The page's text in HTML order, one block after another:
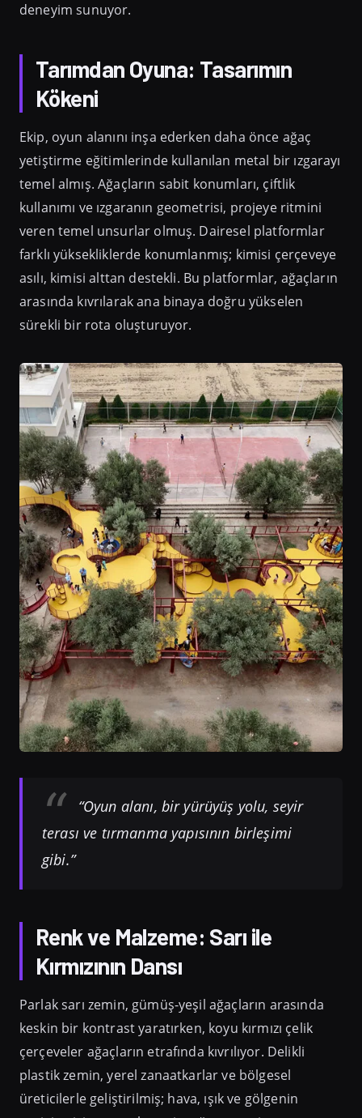
deneyim sunuyor.
Tarımdan Oyuna: Tasarımın
Kökeni
Ekip, oyun alanını inşa ederken daha önce ağaç
yetiştirme eğitimlerinde kullanılan metal bir ızgarayı
temel almış. Ağaçların sabit konumları, çiftlik
kullanımı ve ızgaranın geometrisi, projeye ritmini
veren temel unsurlar olmuş. Dairesel platformlar
farklı yüksekliklerde konumlanmış; kimisi çerçeveye
asılı, kimisi alttan destekli. Bu platformlar, ağaçların
arasında kıvrılarak ana binaya doğru yükselen
sürekli bir rota oluşturuyor.
“Oyun alanı, bir yürüyüş yolu, seyir
terası ve tırmanma yapısının birleşimi
gibi.”
Renk ve Malzeme: Sarı ile
Kırmızının Dansı
Parlak sarı zemin, gümüş-yeşil ağaçların arasında
keskin bir kontrast yaratırken, koyu kırmızı çelik
çerçeveler ağaçların etrafında kıvrılıyor. Delikli
plastik zemin, yerel zanaatkarlar ve bölgesel
üreticilerle geliştirilmiş; hava, ışık ve gölgenin